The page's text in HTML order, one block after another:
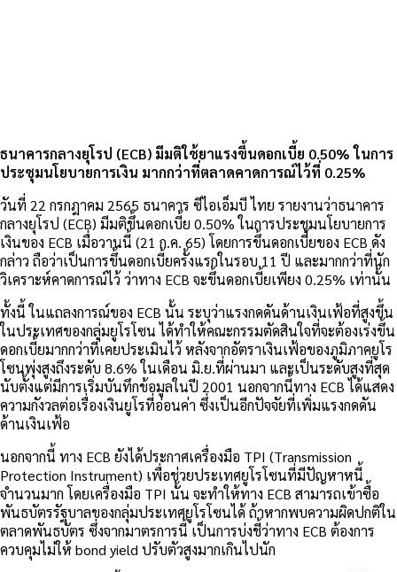
ธนาคารกลางยุโรป (ECB) มีมติใช้ยาแรงขึ้นดอกเบี้ย 0.50% ในการ
ประชุมนโยบายการเงิน มากกว่าที่ตลาดคาดการณ์ไว้ที่ 0.25%
วันที่ 22 กรกฎาคม 2565 ธนาคาร ซีไอเอ็มบี ไทย รายงานว่าธนาคาร
กลางยุโรป (ECB) มีมติขึ้นดอกเบี้ย 0.50% ในการประชุมนโยบายการ
เงินของ ECB เมื่อวานนี้ (21 ก.ค. 65) โดยการขึ้นดอกเบี้ยของ ECB ดัง
กล่าว ถือว่าเป็นการขึ้นดอกเบี้ยครั้งแรกในรอบ 11 ปี และมากกว่าที่นัก
วิเคราะห์คาดการณ์ไว้ ว่าทาง ECB จะขึ้นดอกเบี้ยเพียง 0.25% เท่านั้น
ทั้งนี้ ในแถลงการณ์ของ ECB นั้น ระบุว่าแรงกดดันด้านเงินเฟ้อที่สูงขึ้น
ในประเทศของกลุ่มยูโรโซน ได้ทำให้คณะกรรมตัดสินใจที่จะต้องเร่งขึ้น
ดอกเบี้ยมากกว่าที่เคยประเมินไว้ หลังจากอัตราเงินเฟ้อของภูมิภาคยูโร
โซนพุ่งสูงถึงระดับ 8.6% ในเดือน มิ.ย.ที่ผ่านมา และเป็นระดับสูงที่สุด
นับตั้งแต่มีการเริ่มบันทึกข้อมูลในปี 2001 นอกจากนี้ทาง ECB ได้แสดง
ความกังวลต่อเรื่องเงินยูโรที่อ่อนค่า ซึ่งเป็นอีกปัจจัยที่เพิ่มแรงกดดัน
ด้านเงินเฟ้อ
นอกจากนี้ ทาง ECB ยังได้ประกาศเครื่องมือ TPI (Transmission
Protection Instrument) เพื่อช่วยประเทศยูโรโซนที่มีปัญหาหนี้
จำนวนมาก โดยเครื่องมือ TPI นั้น จะทำให้ทาง ECB สามารถเข้าซื้อ
พันธบัตรรัฐบาลของกลุ่มประเทศยูโรโซนได้ ถ้าหากพบความผิดปกติใน
ตลาดพันธบัตร ซึ่งจากมาตรการนี้ เป็นการบ่งชี้ว่าทาง ECB ต้องการ
ควบคุมไม่ให้ bond yield ปรับตัวสูงมากเกินไปนัก